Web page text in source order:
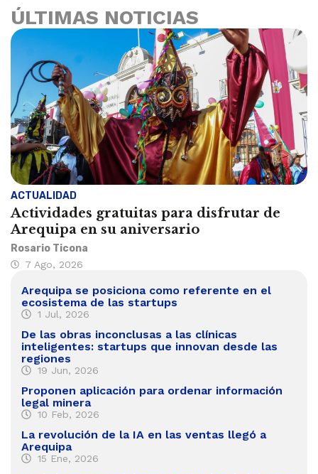
ÚLTIMAS NOTICIAS
ACTUALIDAD
Actividades gratuitas para disfrutar de
Arequipa en su aniversario
Rosario Ticona
7 Ago, 2026
Arequipa se posiciona como referente en el
ecosistema de las startups
1 Jul, 2026
De las obras inconclusas a las clínicas
inteligentes: startups que innovan desde las
regiones
19 Jun, 2026
Proponen aplicación para ordenar información
legal minera
10 Feb, 2026
La revolución de la IA en las ventas llegó a
Arequipa
15 Ene, 2026